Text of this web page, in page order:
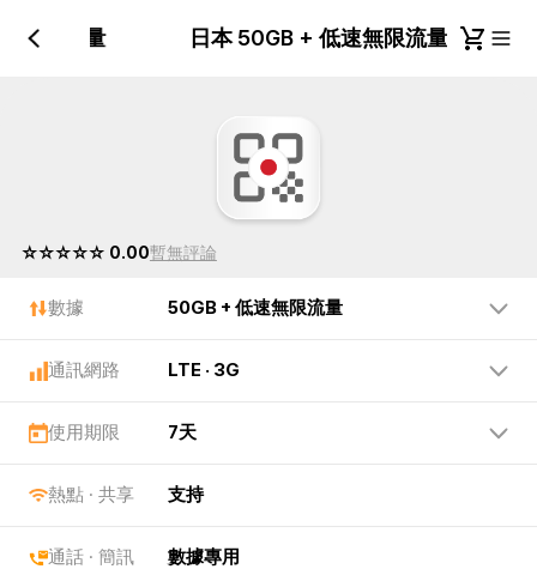
無限流量 日本 50GB + 低速無限流量
☆☆☆☆☆ 0.00暫無評論
數據 50GB + 低速無限流量
通訊網路 LTE · 3G
使用期限 7天
熱點 · 共享 支持
通話 · 簡訊 數據專用